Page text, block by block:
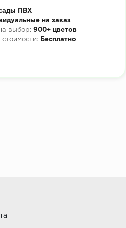
ПВХ
на заказ
выбор: 900+ цветов
стоимости:
Бесплатно